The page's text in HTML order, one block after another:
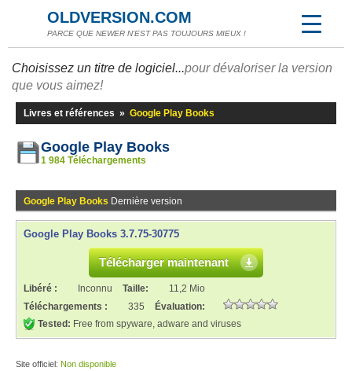
OLDVERSION.COM
PARCE QUE NEWER N'EST PAS TOUJOURS MIEUX !
Choisissez un titre de logiciel...pour dévaloriser la version
que vous aimez!
Livres et références » Google Play Books
Google Play Books
1 984 Téléchargements
Google Play Books Dernière version
Google Play Books 3.7.75-30775
Télécharger maintenant
Libéré : Inconnu Taille:
11,2 Mio
Téléchargements :
335
Évaluation:
Tested: Free from spyware, adware and viruses
Site officiel: Non disponible